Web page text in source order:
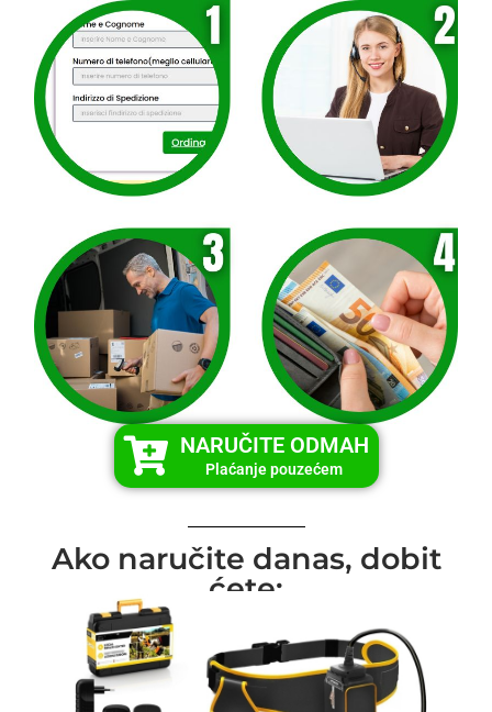
NARUČITE ODMAH
Plaćanje pouzećem
Ako naručite danas, dobit
ćete: